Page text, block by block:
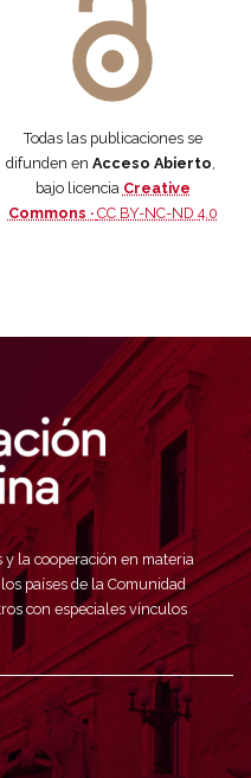
Todas las publicaciones se
difunden en Acceso Abierto
bajo licencia Creative
Commons · CC BY-NC-ND 4.0
la cooperación en materia
países de la Comunidad
con especiales vínculos